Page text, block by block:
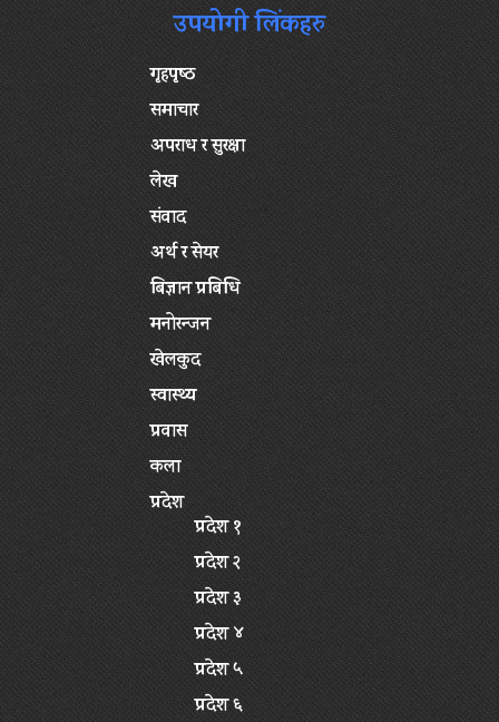
उपयोगी लिंकहरु
गृहपृष्‍ठ
समाचार
अपराध र सुरक्षा
लेख
संवाद
अर्थ र सेयर
बिज्ञान प्रबिधि
मनोरन्जन
खेलकुद
स्वास्थ्य
प्रवास
कला
प्रदेश
प्रदेश १
प्रदेश २
प्रदेश ३
प्रदेश ४
प्रदेश ५
प्रदेश ६